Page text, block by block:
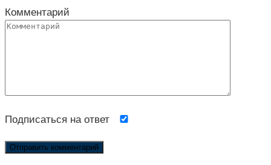
Комментарий
Подписаться на ответ